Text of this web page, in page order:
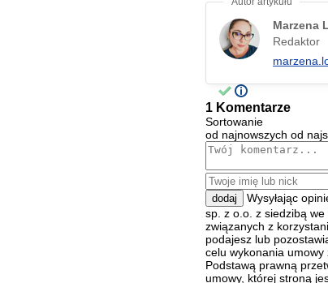
Marzena
Redaktor
1 Komentarze
Sortowanie
od najnowszych od
dodaj Wysyłając
sp. z o.o. z siedzibą
związanych z
podajesz lub
celu wykonania umowy
Podstawą prawną
umowy, której stroną